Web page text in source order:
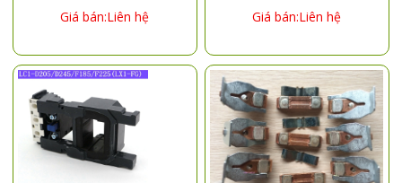
Giá bán:Liên hệ
Giá bán:Liên hệ